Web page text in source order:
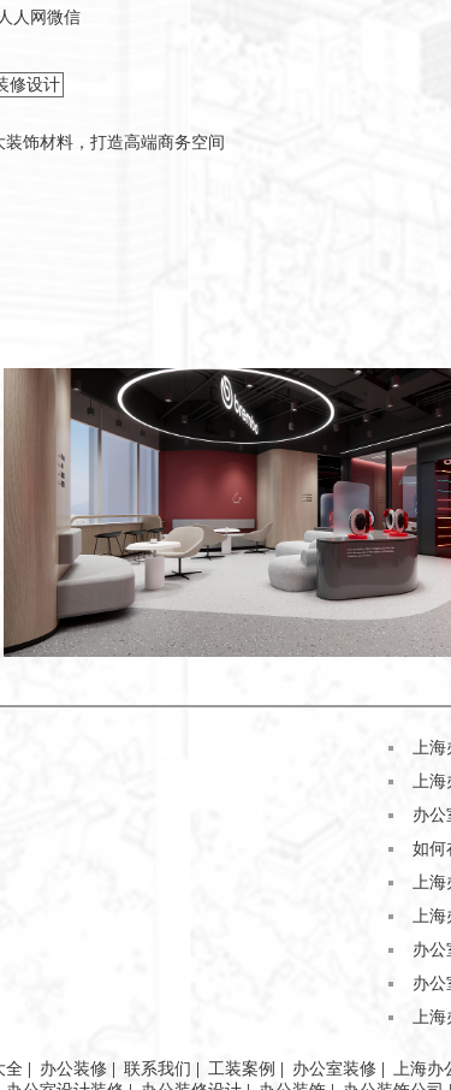
人人网 微信
修设计
饰材料，打造高端商务空间
上海
上海
办公
如何
上海
上海
办公
办公
上海
全 办公装修 联系我们 工装案例 办公室装修 上海办